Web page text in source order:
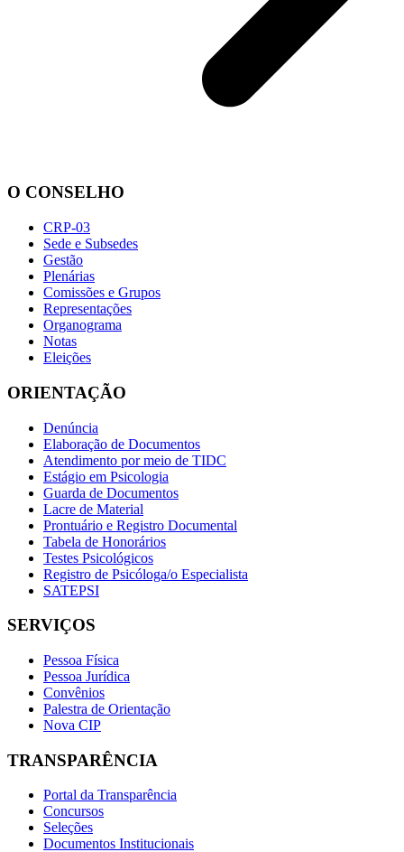
O CONSELHO
CRP-03
Sede e Subsedes
Gestão
Plenárias
Comissões e Grupos
Representações
Organograma
Notas
Eleições
ORIENTAÇÃO
Denúncia
Elaboração de Documentos
Atendimento por meio de TIDC
Estágio em Psicologia
Guarda de Documentos
Lacre de Material
Prontuário e Registro Documental
Tabela de Honorários
Testes Psicológicos
Registro de Psicóloga/o Especialista
SATEPSI
SERVIÇOS
Pessoa Física
Pessoa Jurídica
Convênios
Palestra de Orientação
Nova CIP
TRANSPARÊNCIA
Portal da Transparência
Concursos
Seleções
Documentos Institucionais